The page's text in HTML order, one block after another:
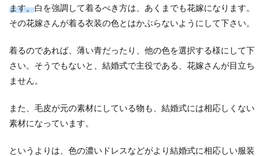
テーブルコーディネートのコツ！結婚
式を節約して素敵に演出
結婚式の費用を節約しようと考えたとき、テーブ
できないか、...
ます。白を強調して着るべき方は、あくまでも花嫁になります。
その花嫁さんが着る衣装の色とはかぶらないようにして下さい。
着るのであれば、薄い青だったり、他の色を選択する様にして下
さい。そうでもないと、結婚式で主役である、花嫁さんが目立ち
ません。
また、毛皮が元の素材にしている物も、結婚式には相応しくない
素材になっています。
というよりは、色の濃いドレスなどがより結婚式に相応しい服装